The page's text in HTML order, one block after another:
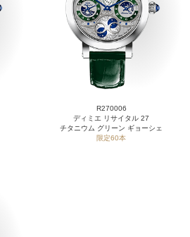
R270006
ディミエ リサイタル 27
チタニウム グリーン ギョーシェ
限定60本